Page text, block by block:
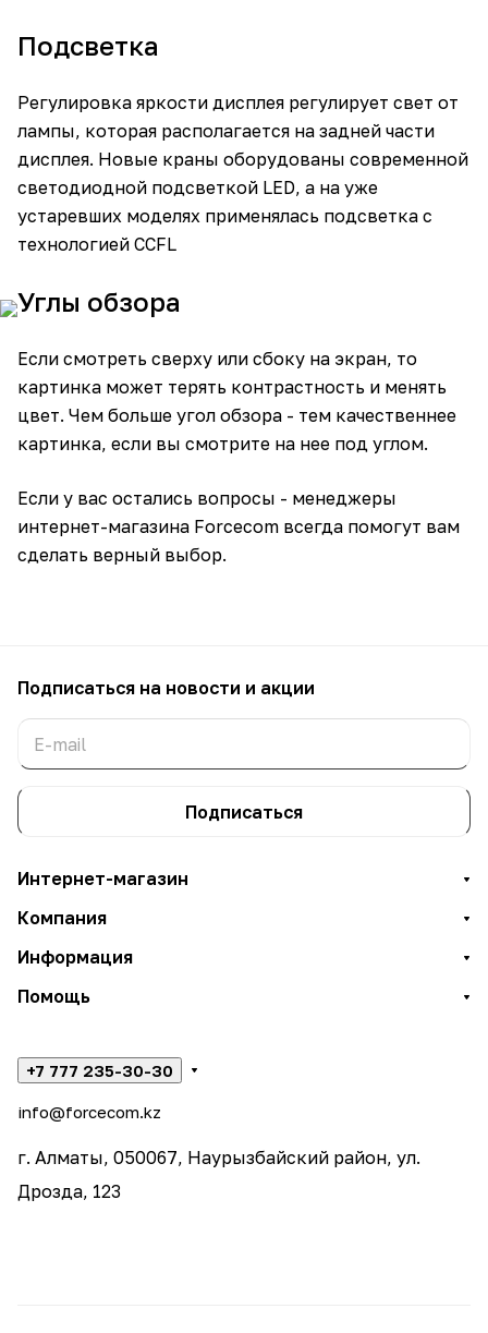
Подсветка
Регулировка яркости дисплея регулирует свет от
лампы, которая располагается на задней части
дисплея. Новые краны оборудованы современной
светодиодной подсветкой LED, а на уже
устаревших моделях применялась подсветка с
технологией CCFL
Углы обзора
Если смотреть сверху или сбоку на экран, то
картинка может терять контрастность и менять
цвет. Чем больше угол обзора - тем качественнее
картинка, если вы смотрите на нее под углом.
Если у вас остались вопросы - менеджеры
интернет-магазина Forcecom всегда помогут вам
сделать верный выбор.
Подписаться на новости и акции
Подписаться
Интернет-магазин
Компания
Информация
Помощь
+7 777 235-30-30
info@forcecom.kz
г. Алматы, 050067, Наурызбайский район, ул.
Дрозда, 123